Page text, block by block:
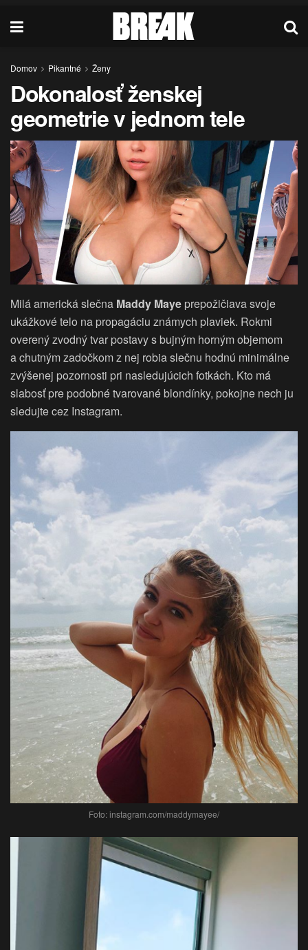
Domov Pikantné Ženy
Dokonalosť ženskej
geometrie v jednom tele
Milá americká slečna Maddy Maye prepožičiava svoje
ukážkové telo na propagáciu známych plaviek. Rokmi
overený zvodný tvar postavy s bujným horným objemom
a chutným zadočkom z nej robia slečnu hodnú minimálne
zvýšenej pozornosti pri nasledujúcich fotkách. Kto má
slabosť pre podobné tvarované blondínky, pokojne nech ju
sledujte cez Instagram.
Foto: instagram.com/maddymayee/